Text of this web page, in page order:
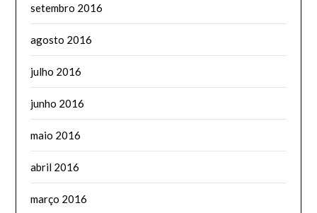
setembro 2016
agosto 2016
julho 2016
junho 2016
maio 2016
abril 2016
março 2016